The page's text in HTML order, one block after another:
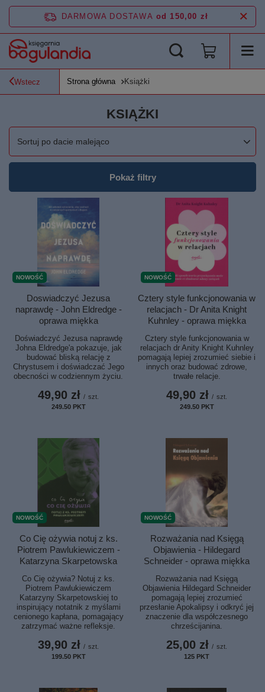
DARMOWA DOSTAWA od 150,00 zł
Wstecz Strona główna Książki
KSIĄŻKI
Zmień sortowanie
Sortuj po dacie malejąco
Pokaż filtry
NOWOŚĆ
Doswiadczyć Jezusa
naprawdę - John Eldredge -
oprawa miękka
Doświadczyć Jezusa naprawdę
Johna Eldredge'a pokazuje, jak
budować bliską relację z
Chrystusem i doświadczać Jego
obecności w codziennym życiu.
49,90 zł / szt.
249.50PKTpunktów
NOWOŚĆ
Cztery style funkcjonowania w
relacjach - Dr Anita Knight
Kuhnley - oprawa miękka
Cztery style funkcjonowania w
relacjach dr Anity Knight Kuhnley
pomagają lepiej zrozumieć siebie i
innych oraz budować zdrowe,
trwałe relacje.
49,90 zł / szt.
249.50PKTpunktów
NOWOŚĆ
Co Cię ożywia notuj z ks.
Piotrem Pawlukiewiczem -
Katarzyna Skarpetowska
Co Cię ożywia? Notuj z ks.
Piotrem Pawlukiewiczem
Katarzyny Skarpetowskiej to
inspirujący notatnik z myślami
cenionego kapłana, pomagający
zatrzymać ważne refleksje.
39,90 zł / szt.
199.50PKTpunktów
NOWOŚĆ
Rozważania nad Księgą
Objawienia - Hildegard
Schneider - oprawa miękka
Rozważania nad Księgą
Objawienia Hildegard Schneider
pomagają lepiej zrozumieć
przesłanie Apokalipsy i odkryć jej
znaczenie dla współczesnego
chrześcijanina.
25,00 zł / szt.
125 PKT